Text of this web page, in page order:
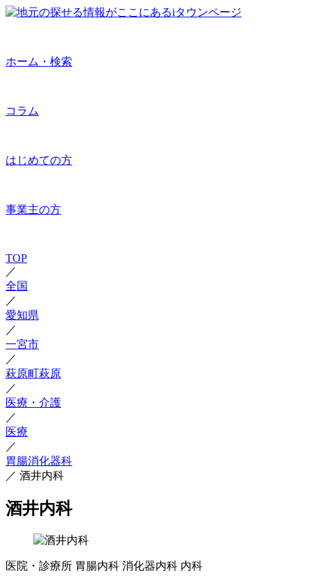
ホーム・検索
コラム
はじめての方
事業主の方
TOP
／
全国
／
愛知県
／
一宮市
／
萩原町萩原
／
医療・介護
／
医療
／
胃腸消化器科
／ 酒井内科
酒井内科
医院・診療所 胃腸内科 消化器内科 内科